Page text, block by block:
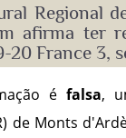
Regional
afirma ter
20 France 3,
é falsa,
de Monts